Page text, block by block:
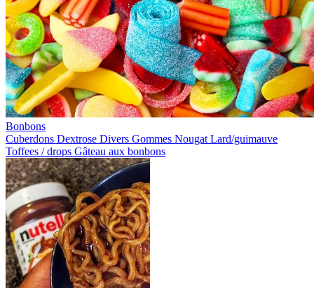
Bonbons
Cuberdons Dextrose Divers Gommes Nougat Lard/guimauve
Toffees / drops Gâteau aux bonbons